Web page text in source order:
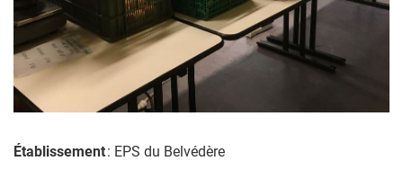
Établissement: EPS du Belvédère